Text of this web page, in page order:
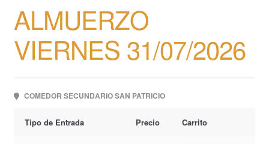
ALMUERZO
VIERNES 31/07/2026
COMEDOR SECUNDARIO SAN PATRICIO
Tipo de Entrada Precio Carrito